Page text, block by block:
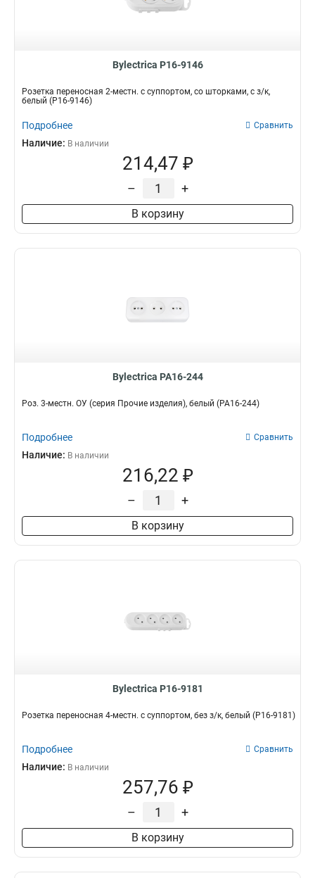
Bylectrica Р16-9146
Розетка переносная 2-местн. с суппортом, со шторками, с з/к,
белый (Р16-9146)
Подробнее Сравнить
Наличие: В наличии
214,47 ₽
– +
В корзину
Bylectrica РА16-244
Роз. 3-местн. ОУ (серия Прочие изделия), белый (РА16-244)
Подробнее Сравнить
Наличие: В наличии
216,22 ₽
– +
В корзину
Bylectrica Р16-9181
Розетка переносная 4-местн. с суппортом, без з/к, белый (Р16-9181)
Подробнее Сравнить
Наличие: В наличии
257,76 ₽
– +
В корзину